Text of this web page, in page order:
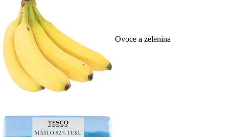
Ovoce a zelenina